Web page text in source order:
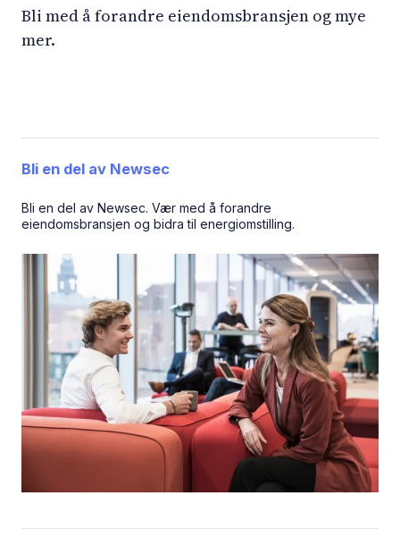
Bli med å forandre eiendomsbransjen og mye
mer.
Bli en del av Newsec
Bli en del av Newsec. Vær med å forandre
eiendomsbransjen og bidra til energiomstilling.